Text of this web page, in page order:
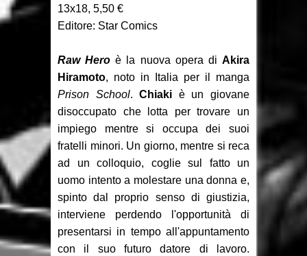
Recensione: Something is Killing
Focus: Il Phantom di Sy Barry -
Seconda parte
Recensione: Jazz Maynard 1
13x18, 5,50 €
Editore: Star Comics
Raw Hero è la nuova opera diAkira
Hiramoto, noto in Italia per il manga
Prison School.Chiaki è un giovane
disoccupato che lotta per trovare un
impiego mentre si occupa dei suoi
fratelli minori. Un giorno, mentre si reca
ad un colloquio, coglie sul fatto un
uomo intento a molestare una donna e,
spinto dal proprio senso di giustizia,
interviene perdendo l'opportunità di
presentarsi in tempo all'appuntamento
con il suo futuro datore di lavoro.